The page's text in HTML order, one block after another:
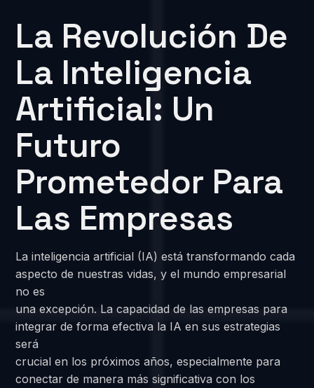
La Revolución De
La Inteligencia
Artificial: Un
Futuro
Prometedor Para
Las Empresas
La inteligencia artificial (IA) está transformando cada
aspecto de nuestras vidas, y el mundo empresarial
no es
una excepción. La capacidad de las empresas para
integrar de forma efectiva la IA en sus estrategias
será
crucial en los próximos años, especialmente para
conectar de manera más significativa con los